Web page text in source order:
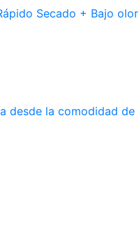
Secado + Bajo olor
desde la comodidad de